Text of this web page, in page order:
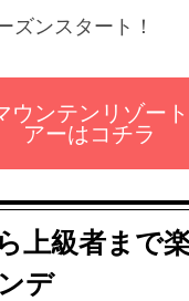
ズンスタート！
ウンテンリゾー
アーはコチラ
上級者まで
デ